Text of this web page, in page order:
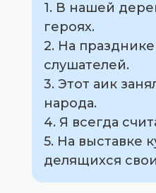
1. В нашей
героях.
2. На
слушателей.
3. Этот аик
народа.
4. Я всегда
5. На выставке
делящихся